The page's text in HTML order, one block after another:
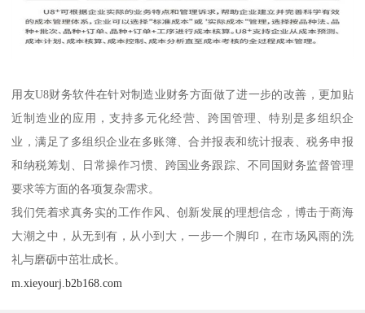
用友U8财务软件在针对制造业财务方面做了进一步的改善，更加贴
近制造业的应用，支持多元化经营、跨国管理、特别是多组织企
业，满足了多组织企业在多账簿、合并报表和统计报表、税务申报
和纳税筹划、日常操作习惯、跨国业务跟踪、不同国财务监督管理
要求等方面的各项复杂需求。
我们凭着求真务实的工作作风、创新发展的理想信念，博击于商海
大潮之中，从无到有，从小到大，一步一个脚印，在市场风雨的洗
礼与磨砺中茁壮成长。
m.xieyourj.b2b168.com